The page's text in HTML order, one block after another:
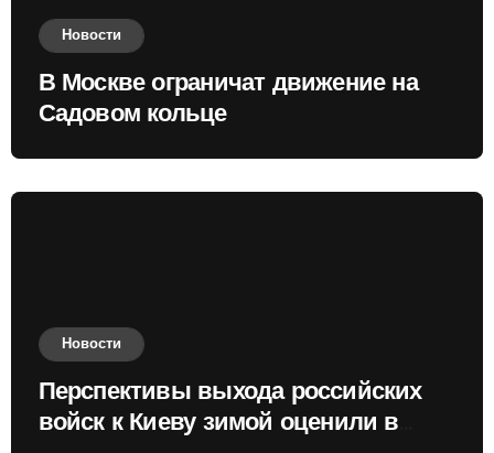
Новости
В Москве ограничат движение на
Садовом кольце
Новости
Перспективы выхода российских
войск к Киеву зимой оценили в